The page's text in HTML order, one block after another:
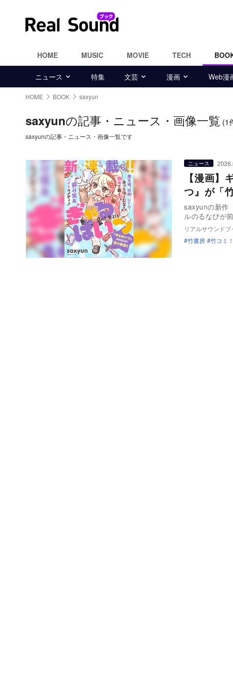
HOME MUSIC MOVIE TECH
ニュース 特集 文芸 漫画 Web漫
HOME BOOK saxyun
saxyunの記事・ニュース・画像一覧 (1
saxyunの記事・ニュース・画像一覧です
ニュース
【漫画
つ』が「
saxyunの新作
ルのるなぴが
リアルサウンド
竹書房
竹コミ！